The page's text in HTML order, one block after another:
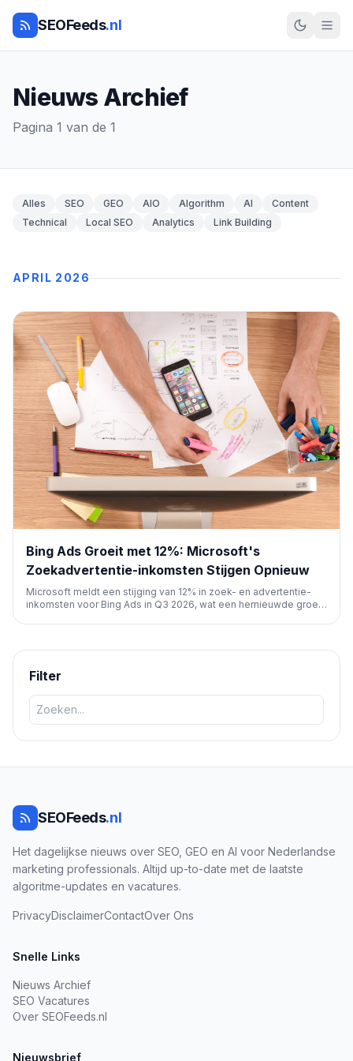
SEOFeeds.nl
Nieuws Archief
Pagina 1 van de 1
Alles SEO GEO AIO Algorithm AI
Content
Technical
Local SEO Analytics Link Building
APRIL 2026
Bing Ads Groeit met 12%: Microsoft's
Zoekadvertentie-inkomsten Stijgen Opnieuw
Microsoft meldt een stijging van 12% in zoek- en advertentie-
inkomsten voor Bing Ads in Q3 2026, wat een hernieuwde groei
Filter
SEOFeeds.nl
Het dagelijkse nieuws over SEO, GEO en AI voor Nederlandse
marketing professionals. Altijd up-to-date met de laatste
algoritme-updates en vacatures.
PrivacyDisclaimerContactOver Ons
Snelle Links
Nieuws Archief
SEO Vacatures
Over SEOFeeds.nl
Nieuwsbrief